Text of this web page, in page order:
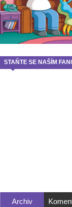
STAŇTE SE NAŠÍM
Archiv